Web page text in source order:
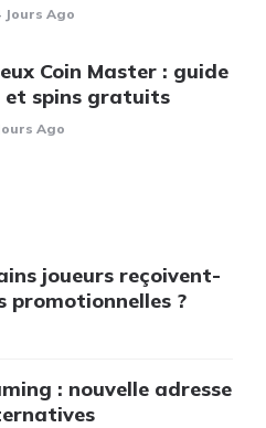
Jours Ago
Coin Master : guide
et spins gratuits
Ago
joueurs reçoivent-
promotionnelles ?
: nouvelle adresse